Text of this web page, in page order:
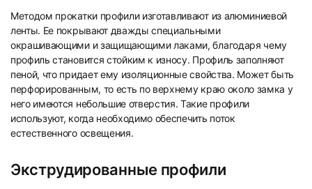
Методом прокатки профили изготавливают из алюминиевой
ленты. Ее покрывают дважды специальными
окрашивающими и защищающими лаками, благодаря чему
профиль становится стойким к износу. Профиль заполняют
пеной, что придает ему изоляционные свойства. Может быть
перфорированным, то есть по верхнему краю около замка у
него имеются небольшие отверстия. Такие профили
используют, когда необходимо обеспечить поток
естественного освещения.
Экструдированные профили